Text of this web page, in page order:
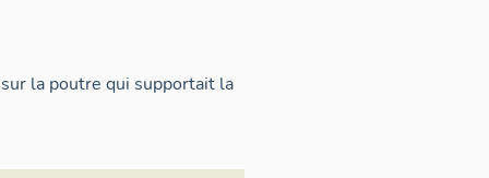
la poutre qui supportait la